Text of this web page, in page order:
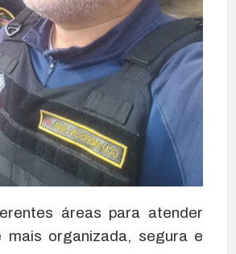
áreas para atender
mais organizada, segura e